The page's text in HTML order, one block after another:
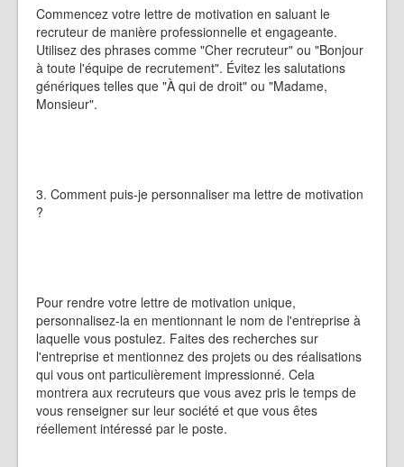
Commencez votre lettre de motivation en saluant le
recruteur de manière professionnelle et engageante.
Utilisez des phrases comme "Cher recruteur" ou "Bonjour
à toute l'équipe de recrutement". Évitez les salutations
génériques telles que "À qui de droit" ou "Madame,
Monsieur".
3. Comment puis-je personnaliser ma lettre de motivation
?
Pour rendre votre lettre de motivation unique,
personnalisez-la en mentionnant le nom de l'entreprise à
laquelle vous postulez. Faites des recherches sur
l'entreprise et mentionnez des projets ou des réalisations
qui vous ont particulièrement impressionné. Cela
montrera aux recruteurs que vous avez pris le temps de
vous renseigner sur leur société et que vous êtes
réellement intéressé par le poste.